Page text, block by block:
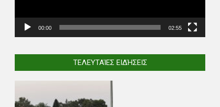
00:00 02:55
ΤΕΛΕΥΤΑΊΕΣ ΕΙΔΉΣΕΙΣ